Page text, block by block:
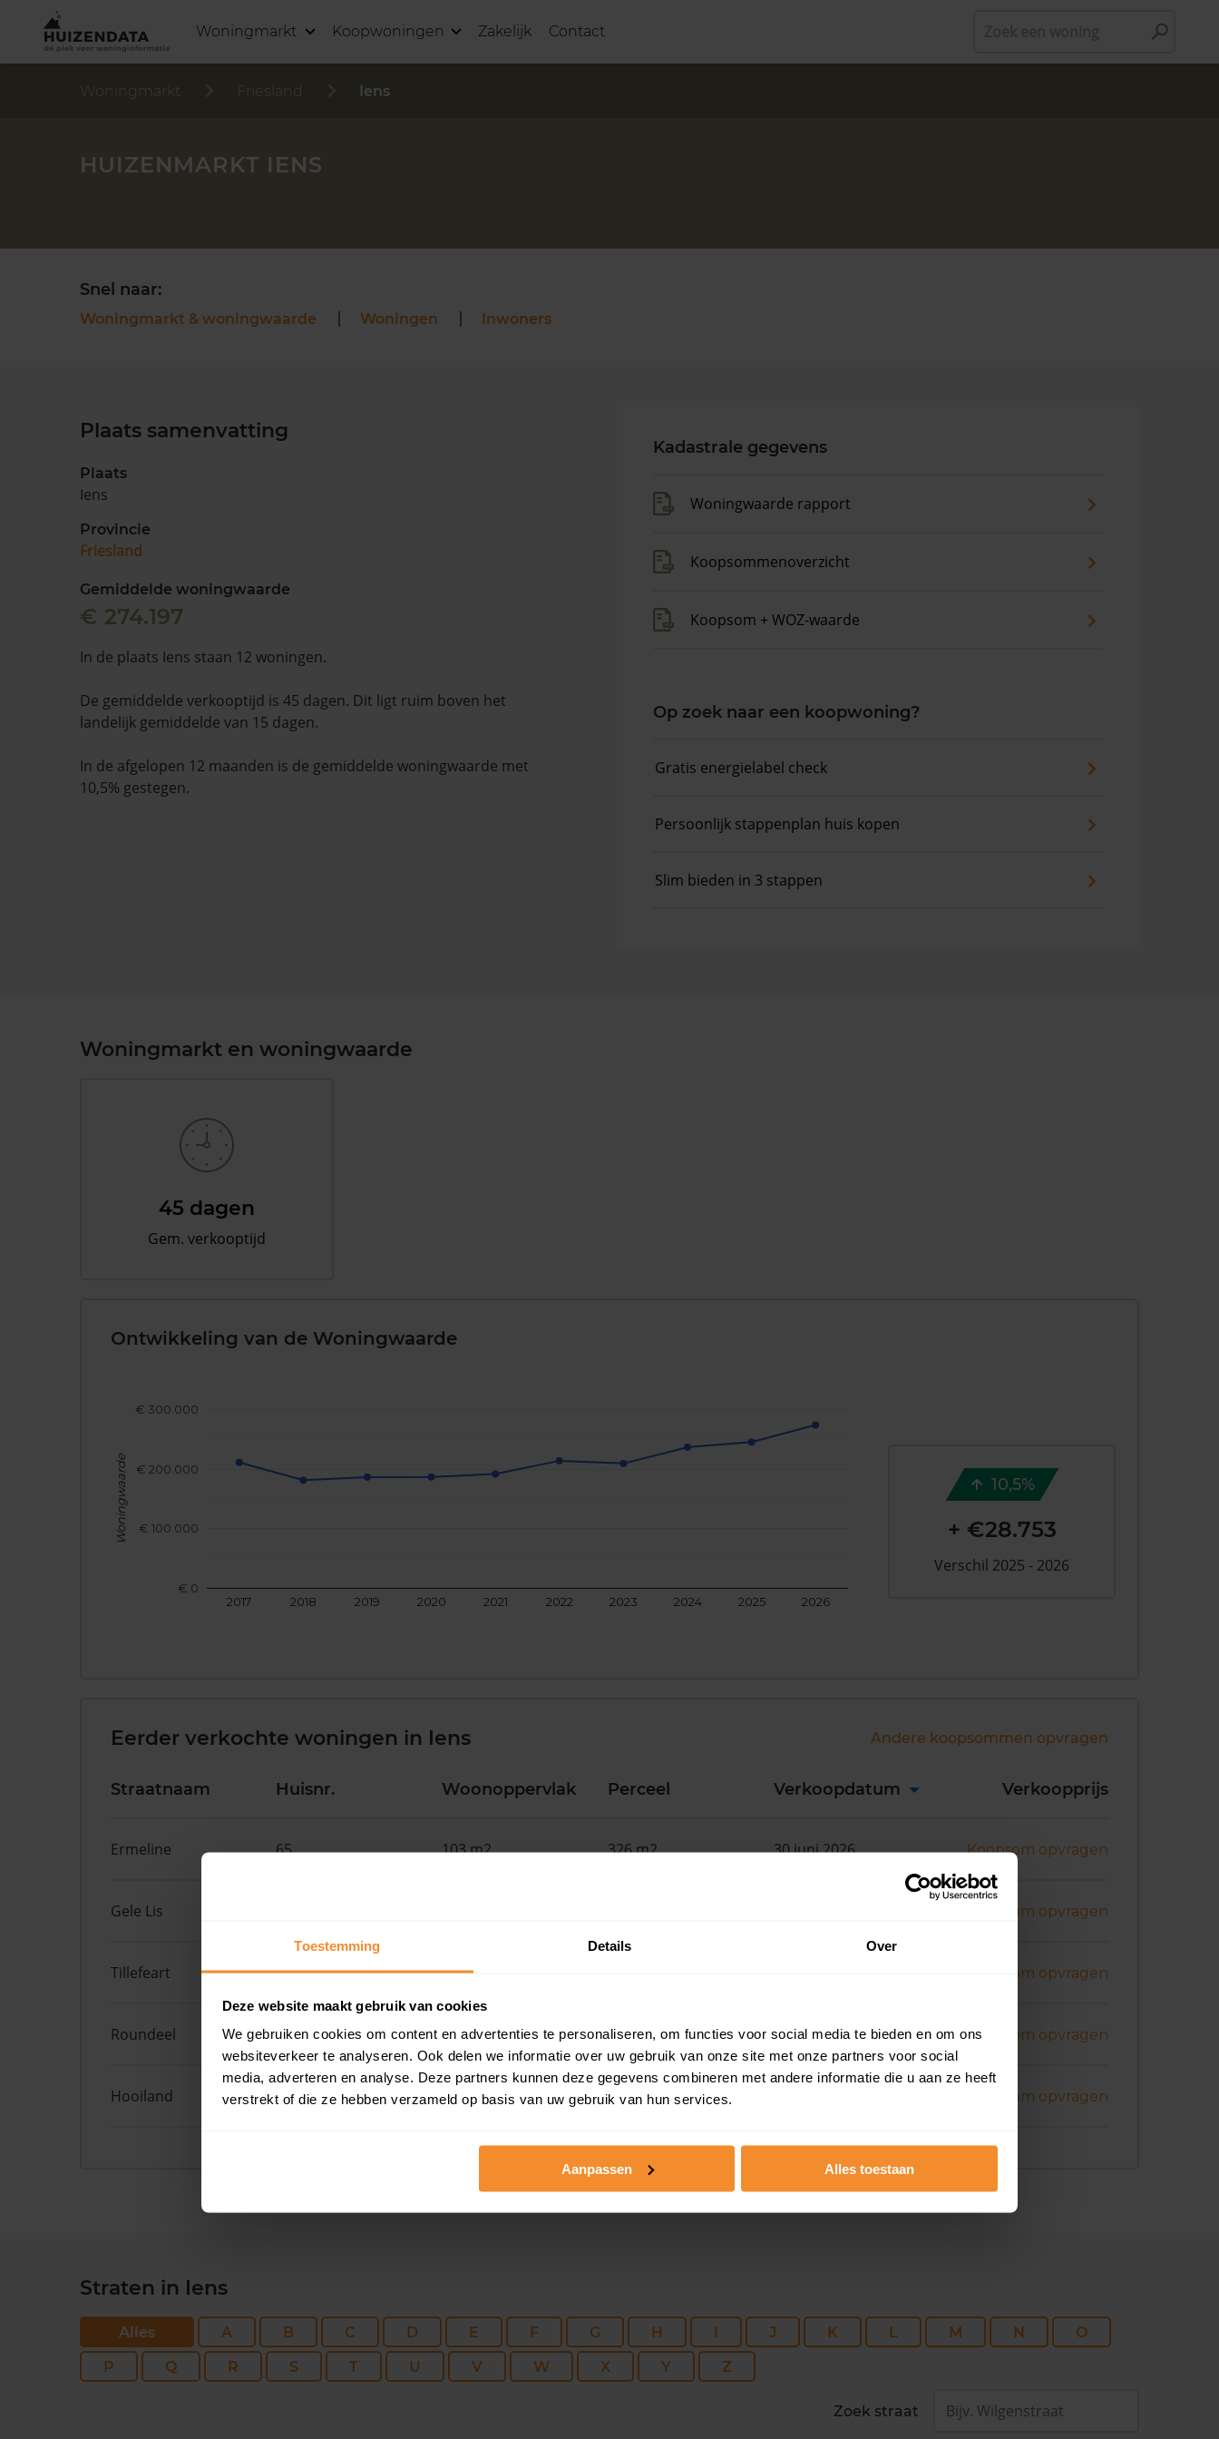
Toestemming Details Over
Deze website maakt gebruik van cookies
We gebruiken cookies om content en advertenties te personaliseren, om functies voor social media te bieden en om ons
websiteverkeer te analyseren. Ook delen we informatie over uw gebruik van onze site met onze partners voor social
media, adverteren en analyse. Deze partners kunnen deze gegevens combineren met andere informatie die u aan ze heeft
verstrekt of die ze hebben verzameld op basis van uw gebruik van hun services.
Aanpassen Alles toestaan
Woningmarkt Koopwoningen Zakelijk Contact
Woningmarkt Friesland Iens
HUIZENMARKT IENS
Snel naar:
Woningmarkt & woningwaarde Woningen Inwoners
Plaats samenvatting
Plaats
Iens
Provincie
Friesland
Gemiddelde woningwaarde
€ 274.197
In de plaats Iens staan 12 woningen.
De gemiddelde verkooptijd is 45 dagen. Dit ligt ruim boven het
landelijk gemiddelde van 15 dagen.
In de afgelopen 12 maanden is de gemiddelde woningwaarde met
10,5% gestegen.
Kadastrale gegevens
Woningwaarde rapport
Koopsommenoverzicht
Koopsom + WOZ-waarde
Op zoek naar een koopwoning?
Gratis energielabel check
Persoonlijk stappenplan huis kopen
Slim bieden in 3 stappen
Woningmarkt en woningwaarde
45 dagen
Gem. verkooptijd
Ontwikkeling van de Woningwaarde
2017 2018 2019 2020 2021 2022 2023 2024 2025 2026
€ 0
€ 100.000
€ 200.000
€ 300.000
Woningwaarde 10,5%
+ €28.753
Verschil 2025 - 2026
Eerder verkochte woningen in Iens Andere koopsommen opvragen
Straatnaam Huisnr. Woonoppervlak Perceel Verkoopdatum Verkoopprijs
Ermeline 65 103 m2 326 m2 30 juni 2026 Koopsom opvragen
Gele Lis Koopsom opvragen
Tillefeart 7 145 m2 Koopsom opvragen
Roundeel 50 216 m2 592 m2 30 juni 2026 Koopsom opvragen
Hooiland 29 92 m2 4.024 m2 Koopsom opvragen
Straten in Iens
Alles A B C D E F G H I J K L M N
O
P
Q R S T U V W X Y Z
Zoek straat